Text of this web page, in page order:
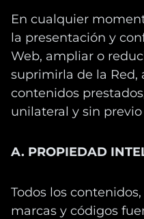
En cualquier
la presentación y
Web, ampliar o
suprimirla de la Red,
contenidos
unilateral y sin previo
A. PROPIEDAD
Todos los
marcas y códigos